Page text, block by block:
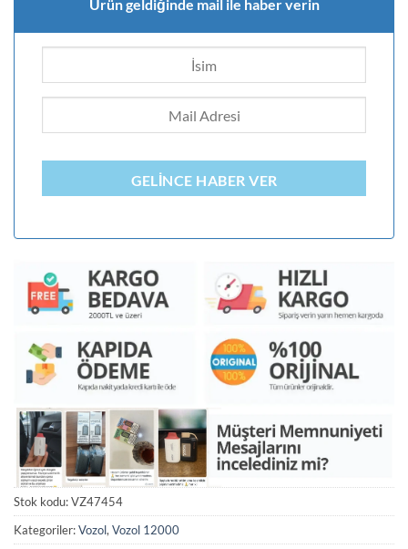
Ürün geldiğinde mail ile haber verin
GELINCE HABER VER
Stok kodu:VZ47454
Kategoriler:Vozol, Vozol 12000